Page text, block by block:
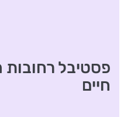
פסטיבל רחובות
חיים